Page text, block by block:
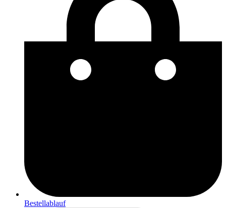
Bestellablauf